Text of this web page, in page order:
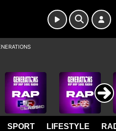
SPORT LIFESTYLE